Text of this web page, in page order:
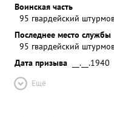
Воинская часть
95 гвардейский
Последнее место службы
95 гвардейский
Дата призыва
__.__.1940
Ещё